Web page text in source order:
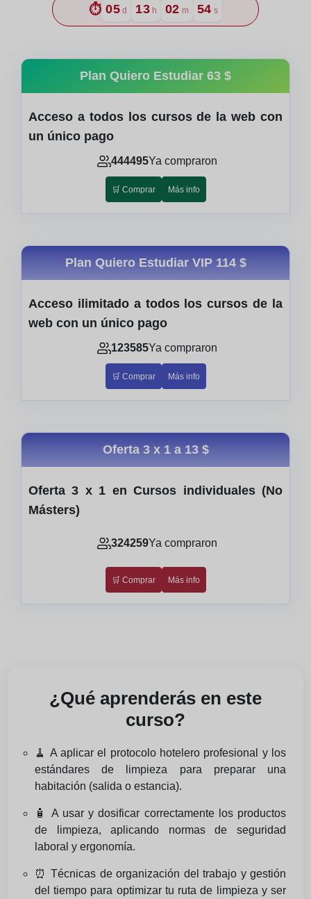
⏱️ 05 d 13 h 02 m 53 s
Plan Quiero Estudiar 63 $
Acceso a todos los cursos de la web con
un único pago
444495Ya compraron
🛒 Comprar Más info
Plan Quiero Estudiar VIP 114 $
Acceso ilimitado a todos los cursos de la
web con un único pago
123585Ya compraron
🛒 Comprar Más info
Oferta 3 x 1 a 13 $
Oferta 3 x 1 en Cursos individuales (No
Másters)
324259Ya compraron
🛒 Comprar Más info
¿Qué aprenderás en este
curso?
🧹 A aplicar el protocolo hotelero profesional y los
estándares de limpieza para preparar una
habitación (salida o estancia).
🧴 A usar y dosificar correctamente los productos
de limpieza, aplicando normas de seguridad
laboral y ergonomía.
⏰ Técnicas de organización del trabajo y gestión
del tiempo para optimizar tu ruta de limpieza y ser